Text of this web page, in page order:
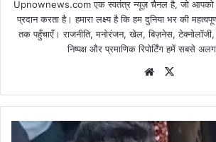
Upnownews.com एक स्वतंत्र न्यूज़ चैनल है, जो
प्रदान करता है। हमारा लक्ष्य है कि हम दुनिया भर की
तक पहुँचाएँ। राजनीति, मनोरंजन, खेल, बिज़नेस, टेक्नोलॉजी,
निष्पक्ष और प्रमाणिक रिपोर्टिंग हमें सबसे
Website